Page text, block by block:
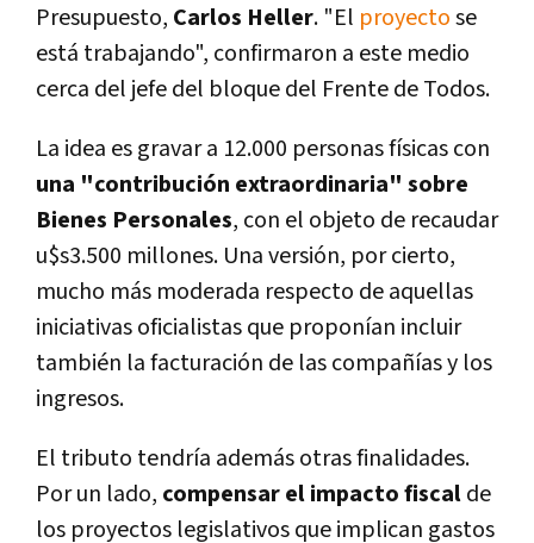
Presupuesto, Carlos Heller. "El proyectose
está trabajando", confirmaron a este medio
cerca del jefe del bloque del Frente de Todos.
La idea es gravar a 12.000 personas físicas con
una "contribución extraordinaria" sobre
Bienes Personales, con el objeto de recaudar
u$s3.500 millones. Una versión, por cierto,
mucho más moderada respecto de aquellas
iniciativas oficialistas que proponían incluir
también la facturación de las compañías y los
ingresos.
El tributo tendría además otras finalidades.
Por un lado, compensar el impacto fiscalde
los proyectos legislativos que implican gastos